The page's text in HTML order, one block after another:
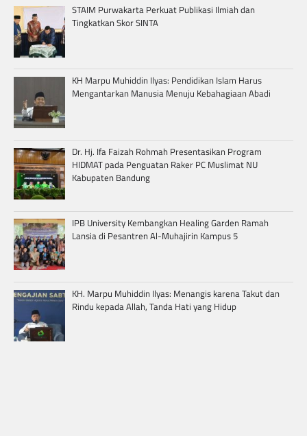
STAIM Purwakarta Perkuat Publikasi Ilmiah dan
Tingkatkan Skor SINTA
KH Marpu Muhiddin Ilyas: Pendidikan Islam Harus
Mengantarkan Manusia Menuju Kebahagiaan Abadi
Dr. Hj. Ifa Faizah Rohmah Presentasikan Program
HIDMAT pada Penguatan Raker PC Muslimat NU
Kabupaten Bandung
IPB University Kembangkan Healing Garden Ramah
Lansia di Pesantren Al-Muhajirin Kampus 5
KH. Marpu Muhiddin Ilyas: Menangis karena Takut dan
Rindu kepada Allah, Tanda Hati yang Hidup